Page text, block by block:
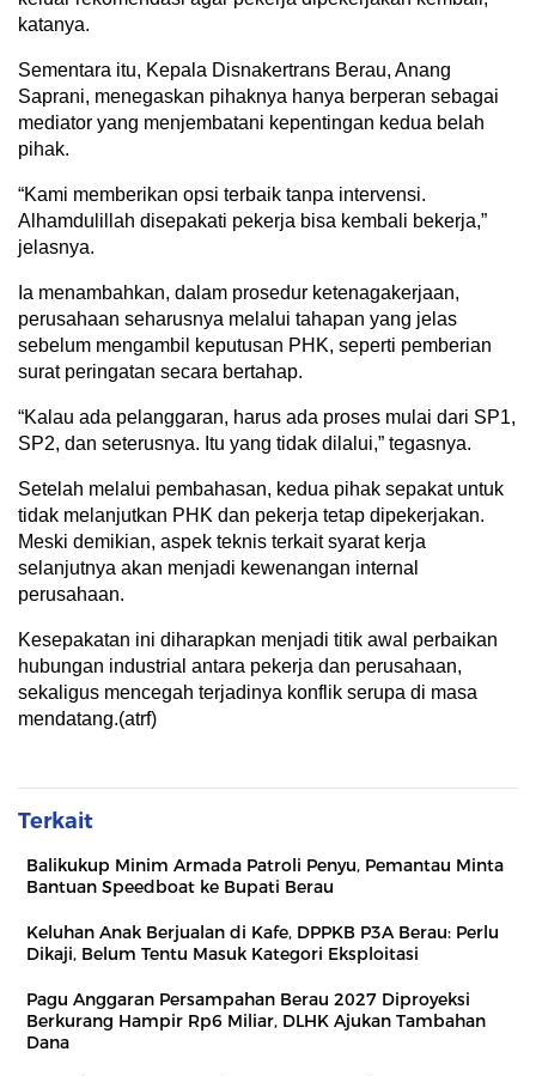
katanya.
Sementara itu, Kepala Disnakertrans Berau, Anang
Saprani, menegaskan pihaknya hanya berperan sebagai
mediator yang menjembatani kepentingan kedua belah
pihak.
“Kami memberikan opsi terbaik tanpa intervensi.
Alhamdulillah disepakati pekerja bisa kembali bekerja,”
jelasnya.
Ia menambahkan, dalam prosedur ketenagakerjaan,
perusahaan seharusnya melalui tahapan yang jelas
sebelum mengambil keputusan PHK, seperti pemberian
surat peringatan secara bertahap.
“Kalau ada pelanggaran, harus ada proses mulai dari SP1,
SP2, dan seterusnya. Itu yang tidak dilalui,” tegasnya.
Setelah melalui pembahasan, kedua pihak sepakat untuk
tidak melanjutkan PHK dan pekerja tetap dipekerjakan.
Meski demikian, aspek teknis terkait syarat kerja
selanjutnya akan menjadi kewenangan internal
perusahaan.
Kesepakatan ini diharapkan menjadi titik awal perbaikan
hubungan industrial antara pekerja dan perusahaan,
sekaligus mencegah terjadinya konflik serupa di masa
mendatang.(atrf)
Terkait
Balikukup Minim Armada Patroli Penyu, Pemantau Minta
Bantuan Speedboat ke Bupati Berau
Keluhan Anak Berjualan di Kafe, DPPKB P3A Berau: Perlu
Dikaji, Belum Tentu Masuk Kategori Eksploitasi
Pagu Anggaran Persampahan Berau 2027 Diproyeksi
Berkurang Hampir Rp6 Miliar, DLHK Ajukan Tambahan
Dana